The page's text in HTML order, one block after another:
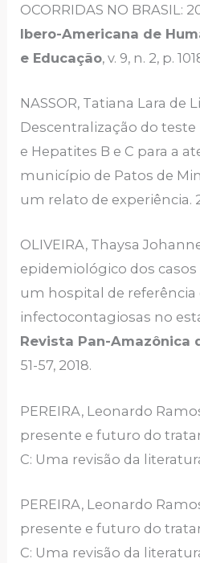
OCORRIDAS NO BRASIL:
Ibero-Americana de
e Educação, v. 9, n. 2, p.
NASSOR, Tatiana Lara de
Descentralização do teste
e Hepatites B e C para a
município de Patos de
um relato de experiência.
OLIVEIRA, Thaysa
epidemiológico dos
um hospital de referência
infectocontagiosas no
Revista Pan-Amazônica
51-57, 2018.
PEREIRA, Leonardo
presente e futuro do
C: Uma revisão da
PEREIRA, Leonardo
presente e futuro do
C: Uma revisão da